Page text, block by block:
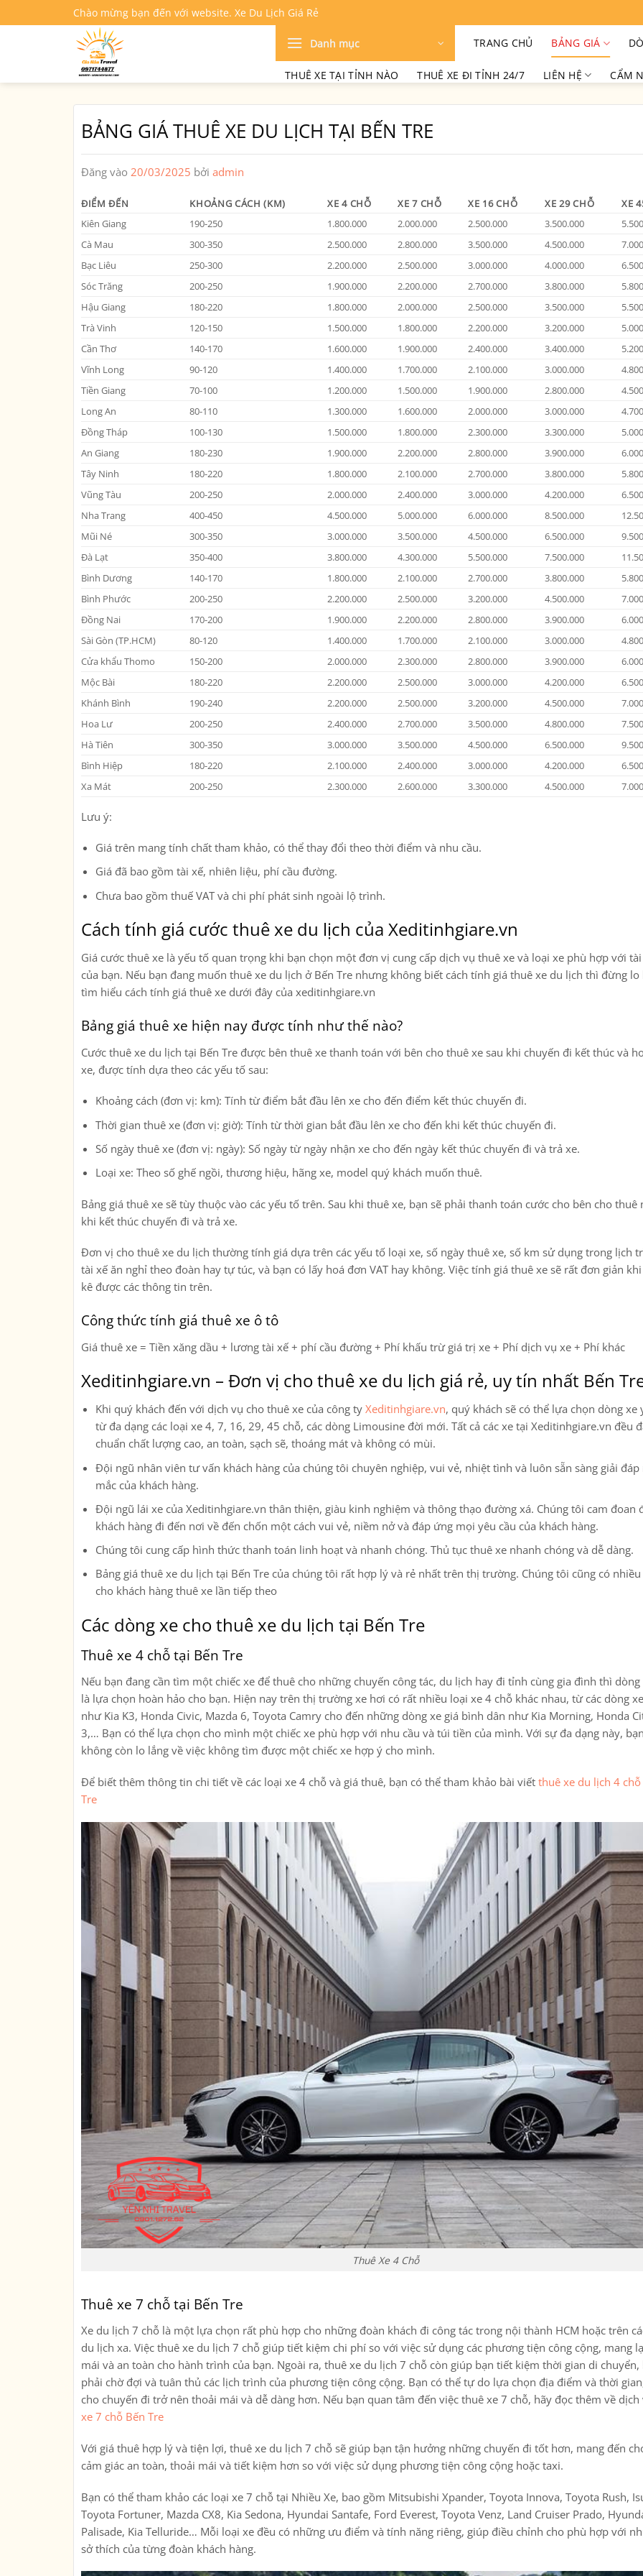
qua
Chào mừng bạn đến với website. Xe Du Lịch Giá Rẻ
Danh mục TRANG CHỦ BẢNG GIÁ
THUÊ XE TẠI TỈNH NÀO THUÊ XE ĐI TỈNH 24/7 LIÊN HỆ CẨM
BẢNG GIÁ THUÊ XE DU LỊCH TẠI BẾN TRE
Đăng vào 20/03/2025 bởi admin
ĐIỂM ĐẾN KHOẢNG CÁCH (KM) XE 4 CHỖ XE 7 CHỖ XE 16 CHỖ XE 29 CHỖ
XE
Kiên Giang
190-250 1.800.000 2.000.000 2.500.000 3.500.000
Cà Mau
300-350 2.500.000 2.800.000 3.500.000 4.500.000
Bạc Liêu
250-300 2.200.000 2.500.000 3.000.000 4.000.000
Sóc Trăng
200-250 1.900.000 2.200.000 2.700.000 3.800.000
Hậu Giang
180-220 1.800.000 2.000.000 2.500.000 3.500.000
Trà Vinh
120-150 1.500.000 1.800.000 2.200.000 3.200.000
Cần Thơ
140-170 1.600.000 1.900.000 2.400.000 3.400.000
Vĩnh Long
90-120 1.400.000 1.700.000 2.100.000 3.000.000
Tiền Giang
70-100 1.200.000 1.500.000 1.900.000 2.800.000
Long An
80-110 1.300.000 1.600.000 2.000.000 3.000.000
Đồng Tháp
100-130 1.500.000 1.800.000 2.300.000 3.300.000
An Giang
180-230 1.900.000 2.200.000 2.800.000 3.900.000
Tây Ninh
180-220 1.800.000 2.100.000 2.700.000 3.800.000
Vũng Tàu
200-250 2.000.000 2.400.000 3.000.000 4.200.000
Nha Trang
400-450 4.500.000 5.000.000 6.000.000 8.500.000
Mũi Né
300-350 3.000.000 3.500.000 4.500.000 6.500.000
Đà Lạt
350-400 3.800.000 4.300.000 5.500.000 7.500.000
Bình Dương
140-170 1.800.000 2.100.000 2.700.000 3.800.000
Bình Phước
200-250 2.200.000 2.500.000 3.200.000 4.500.000
Đồng Nai
170-200 1.900.000 2.200.000 2.800.000 3.900.000
Sài Gòn (TP.HCM)
80-120 1.400.000 1.700.000 2.100.000 3.000.000
Cửa khẩu Thomo
150-200 2.000.000 2.300.000 2.800.000 3.900.000
Mộc Bài
180-220 2.200.000 2.500.000 3.000.000 4.200.000
Khánh Bình
190-240 2.200.000 2.500.000 3.200.000 4.500.000
Hoa Lư
200-250 2.400.000 2.700.000 3.500.000 4.800.000
Hà Tiên
300-350 3.000.000 3.500.000 4.500.000 6.500.000
Bình Hiệp
180-220 2.100.000 2.400.000 3.000.000 4.200.000
Xa Mát
200-250 2.300.000 2.600.000 3.300.000 4.500.000
Lưu ý:
Giá trên mang tính chất tham khảo, có thể thay đổi theo thời điểm và nhu cầu.
Giá đã bao gồm tài xế, nhiên liệu, phí cầu đường.
Chưa bao gồm thuế VAT và chi phí phát sinh ngoài lộ trình.
Cách tính giá cước thuê xe du lịch của Xeditinhgiare.vn
Giá cước thuê xe là yếu tố quan trọng khi bạn chọn một đơn vị cung cấp dịch vụ thuê xe và loại xe phù hợp với
của bạn. Nếu bạn đang muốn thuê xe du lịch ở Bến Tre nhưng không biết cách tính giá thuê xe du lịch thì đừng lo
tìm hiểu cách tính giá thuê xe dưới đây của xeditinhgiare.vn
Bảng giá thuê xe hiện nay được tính như thế nào?
Cước thuê xe du lịch tại Bến Tre được bên thuê xe thanh toán với bên cho thuê xe sau khi chuyến đi kết thúc và
xe, được tính dựa theo các yếu tố sau:
Khoảng cách (đơn vị: km): Tính từ điểm bắt đầu lên xe cho đến điểm kết thúc chuyến đi.
Thời gian thuê xe (đơn vị: giờ): Tính từ thời gian bắt đầu lên xe cho đến khi kết thúc chuyến đi.
Số ngày thuê xe (đơn vị: ngày): Số ngày từ ngày nhận xe cho đến ngày kết thúc chuyến đi và trả xe.
Loại xe: Theo số ghế ngồi, thương hiệu, hãng xe, model quý khách muốn thuê.
Bảng giá thuê xe sẽ tùy thuộc vào các yếu tố trên. Sau khi thuê xe, bạn sẽ phải thanh toán cước cho bên cho thuê
khi kết thúc chuyến đi và trả xe.
Đơn vị cho thuê xe du lịch thường tính giá dựa trên các yếu tố loại xe, số ngày thuê xe, số km sử dụng trong lịch
tài xế ăn nghỉ theo đoàn hay tự túc, và bạn có lấy hoá đơn VAT hay không. Việc tính giá thuê xe sẽ rất đơn giản
kê được các thông tin trên.
Công thức tính giá thuê xe ô tô
Giá thuê xe = Tiền xăng dầu + lương tài xế + phí cầu đường + Phí khấu trừ giá trị xe + Phí dịch vụ xe + Phí khác
Xeditinhgiare.vn – Đơn vị cho thuê xe du lịch giá rẻ, uy tín nhất Bến
Khi quý khách đến với dịch vụ cho thuê xe của công ty Xeditinhgiare.vn, quý khách sẽ có thể lựa chọn dòng xe
từ đa dạng các loại xe 4, 7, 16, 29, 45 chỗ, các dòng Limousine đời mới. Tất cả các xe tại Xeditinhgiare.vn đều
chuẩn chất lượng cao, an toàn, sạch sẽ, thoáng mát và không có mùi.
Đội ngũ nhân viên tư vấn khách hàng của chúng tôi chuyên nghiệp, vui vẻ, nhiệt tình và luôn sẵn sàng giải
mắc của khách hàng.
Đội ngũ lái xe của Xeditinhgiare.vn thân thiện, giàu kinh nghiệm và thông thạo đường xá. Chúng tôi cam đoan
khách hàng đi đến nơi về đến chốn một cách vui vẻ, niềm nở và đáp ứng mọi yêu cầu của khách hàng.
Chúng tôi cung cấp hình thức thanh toán linh hoạt và nhanh chóng. Thủ tục thuê xe nhanh chóng và dễ dàng.
Bảng giá thuê xe du lịch tại Bến Tre của chúng tôi rất hợp lý và rẻ nhất trên thị trường. Chúng tôi cũng có
cho khách hàng thuê xe lần tiếp theo
Các dòng xe cho thuê xe du lịch tại Bến Tre
Thuê xe 4 chỗ tại Bến Tre
Nếu bạn đang cần tìm một chiếc xe để thuê cho những chuyến công tác, du lịch hay đi tỉnh cùng gia đình thì dòng
là lựa chọn hoàn hảo cho bạn. Hiện nay trên thị trường xe hơi có rất nhiều loại xe 4 chỗ khác nhau, từ các dòng
như Kia K3, Honda Civic, Mazda 6, Toyota Camry cho đến những dòng xe giá bình dân như Kia Morning, Honda
3,… Bạn có thể lựa chọn cho mình một chiếc xe phù hợp với nhu cầu và túi tiền của mình. Với sự đa dạng này,
không còn lo lắng về việc không tìm được một chiếc xe hợp ý cho mình.
Để biết thêm thông tin chi tiết về các loại xe 4 chỗ và giá thuê, bạn có thể tham khảo bài viết thuê xe du lịch 4 chỗ
Tre
Thuê Xe 4 Chỗ
Thuê xe 7 chỗ tại Bến Tre
Xe du lịch 7 chỗ là một lựa chọn rất phù hợp cho những đoàn khách đi công tác trong nội thành HCM hoặc trên
du lịch xa. Việc thuê xe du lịch 7 chỗ giúp tiết kiệm chi phí so với việc sử dụng các phương tiện công cộng, mang
mái và an toàn cho hành trình của bạn. Ngoài ra, thuê xe du lịch 7 chỗ còn giúp bạn tiết kiệm thời gian di chuyển,
phải chờ đợi và tuân thủ các lịch trình của phương tiện công cộng. Bạn có thể tự do lựa chọn địa điểm và thời
cho chuyến đi trở nên thoải mái và dễ dàng hơn. Nếu bạn quan tâm đến việc thuê xe 7 chỗ, hãy đọc thêm về dịch
xe 7 chỗ Bến Tre
Với giá thuê hợp lý và tiện lợi, thuê xe du lịch 7 chỗ sẽ giúp bạn tận hưởng những chuyến đi tốt hơn, mang đến
cảm giác an toàn, thoải mái và tiết kiệm hơn so với việc sử dụng phương tiện công cộng hoặc taxi.
Bạn có thể tham khảo các loại xe 7 chỗ tại Nhiều Xe, bao gồm Mitsubishi Xpander, Toyota Innova, Toyota Rush,
Toyota Fortuner, Mazda CX8, Kia Sedona, Hyundai Santafe, Ford Everest, Toyota Venz, Land Cruiser Prado,
Palisade, Kia Telluride… Mỗi loại xe đều có những ưu điểm và tính năng riêng, giúp điều chỉnh cho phù hợp với
sở thích của từng đoàn khách hàng.